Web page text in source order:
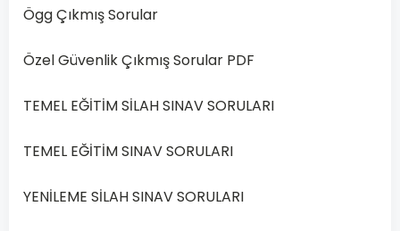
çöz,
Oku
Ögg Çıkmış Sorular
Özel Güvenlik Çıkmış Sorular PDF
TEMEL EĞİTİM SİLAH SINAV SORULARI
TEMEL EĞİTİM SINAV SORULARI
YENİLEME SİLAH SINAV SORULARI